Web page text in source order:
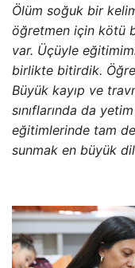
Ölüm soğuk bir
öğretmen için kötü
var. Üçüyle
birlikte bitirdik.
Büyük kayıp ve
sınıflarında da
eğitimlerinde tam
sunmak en büyük